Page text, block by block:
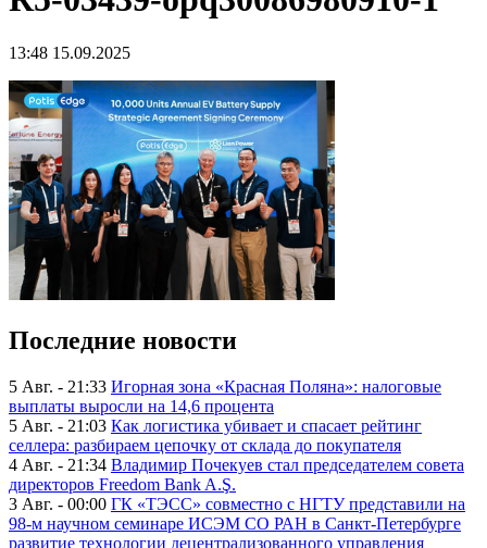
13:48 15.09.2025
Последние новости
5 Авг. - 21:33 Игорная зона «Красная Поляна»: налоговые
выплаты выросли на 14,6 процента
5 Авг. - 21:03 Как логистика убивает и спасает рейтинг
селлера: разбираем цепочку от склада до покупателя
4 Авг. - 21:34 Владимир Почекуев стал председателем совета
директоров Freedom Bank A.Ş.
3 Авг. - 00:00 ГК «ТЭСС» совместно с НГТУ представили на
98-м научном семинаре ИСЭМ СО РАН в Санкт-Петербурге
развитие технологии децентрализованного управления